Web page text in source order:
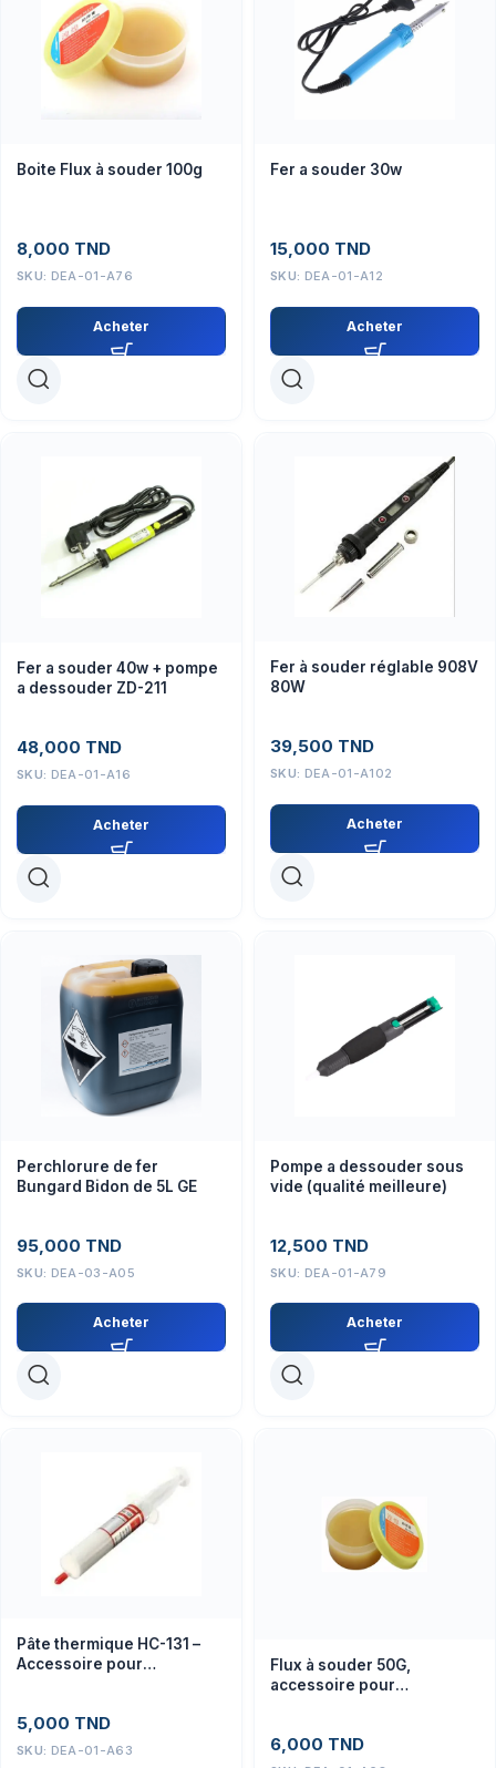
Boite Flux à souder 100g
8,000 TND
SKU: DEA-01-A76
Acheter
Fer a souder 30w
15,000 TND
SKU: DEA-01-A12
Acheter
Fer a souder 40w + pompe
a dessouder ZD-211
48,000 TND
SKU: DEA-01-A16
Acheter
Fer à souder réglable 908V
80W
39,500 TND
SKU: DEA-01-A102
Acheter
Perchlorure de fer
Bungard Bidon de 5L GE
95,000 TND
SKU: DEA-03-A05
Acheter
Pompe a dessouder sous
vide (qualité meilleure)
12,500 TND
SKU: DEA-01-A79
Acheter
Pâte thermique HC-131 –
Accessoire pour
5,000 TND
SKU: DEA-01-A63
Flux à souder 50G,
accessoire pour
6,000 TND